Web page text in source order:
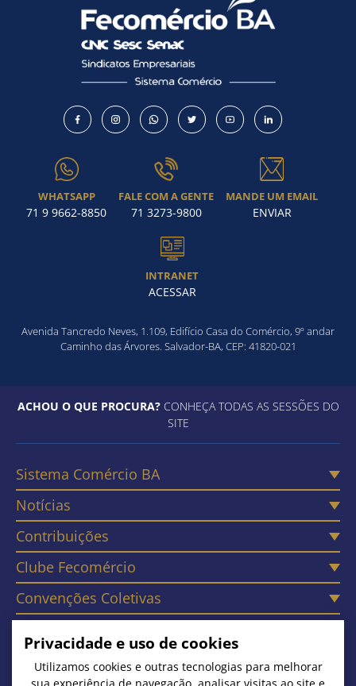
WHATSAPP
71 9 9662-8850
FALE COM A GENTE
71 3273-9800
MANDE UM EMAIL
ENVIAR
INTRANET
ACESSAR
Avenida Tancredo Neves, 1.109, Edifício Casa do Comércio, 9º andar
Caminho das Árvores. Salvador-BA, CEP: 41820-021
ACHOU O QUE PROCURA?CONHEÇA TODAS AS SESSÕES DO
SITE
Sistema Comércio BA
Notícias
Contribuições
Clube Fecomércio
Convenções Coletivas
Contato
Privacidade e uso de cookies
Utilizamos cookies e outras tecnologias para melhorar